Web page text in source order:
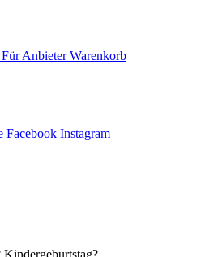
Für AnbieterWarenkorb
Facebook Instagram